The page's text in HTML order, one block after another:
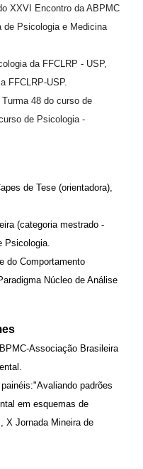
XXVI Encontro da ABPMC
de Psicologia e Medicina
da FFCLRP - USP,
FFCLRP-USP.
48 do curso de
de Psicologia -
de Tese (orientadora),
(categoria mestrado -
Psicologia.
do Comportamento
Núcleo de Análise
Associação Brasileira
padrões
em esquemas de
X Jornada Mineira de